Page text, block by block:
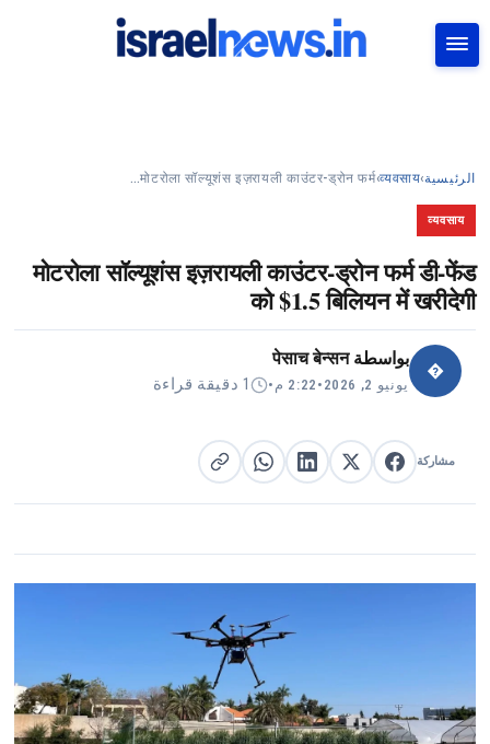
الرئيسية›
व्यवसाय
›
मोटरोला सॉल्यूशंस इज़रायली काउंटर-ड्रोन फर्म…
व्यवसाय
मोटरोला सॉल्यूशंस इज़रायली काउंटर-ड्रोन फर्म डी-फेंड
को $1.5 बिलियन में खरीदेगी
�
بواسطةपेसाच बेन्सन
يونيو 2, 2026 • 2:22 م • 1 دقيقة قراءة
مشاركة مشاركة على فيسبوك
مشاركة على Xمشاركة على لينكد إن
مشاركة على واتساب
نسخ الرابط